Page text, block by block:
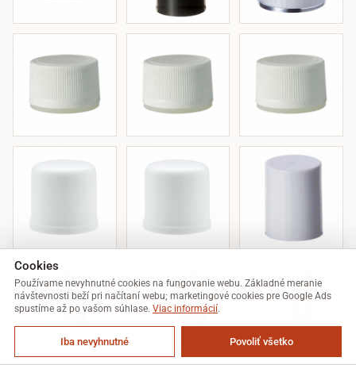
Cookies
Používame nevyhnutné cookies na fungovanie webu. Základné meranie
návštevnosti beží pri načítaní webu; marketingové cookies pre Google Ads
spustíme až po vašom súhlase. Viac informácií.
Iba nevyhnutné Povoliť všetko